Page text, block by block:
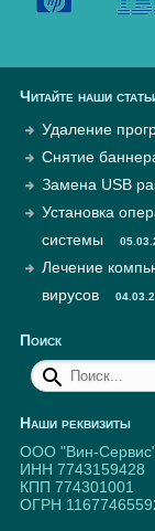
Читайте наши
Удаление
Снятие
Замена USB
Установка
системы
Лечение
вирусов
Поиск
Наши реквизиты
ООО "Вин-
ИНН 7743159428
КПП 774301001
ОГРН